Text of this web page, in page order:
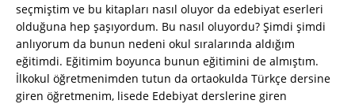
seçmiştim ve bu kitapları nasıl oluyor da edebiyat eserleri
olduğuna hep şaşıyordum. Bu nasıl oluyordu? Şimdi şimdi
anlıyorum da bunun nedeni okul sıralarında aldığım
eğitimdi. Eğitimim boyunca bunun eğitimini de almıştım.
İlkokul öğretmenimden tutun da ortaokulda Türkçe dersine
giren öğretmenim, lisede Edebiyat derslerine giren